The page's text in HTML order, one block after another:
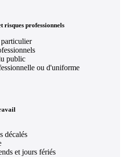
risques professionnels
public
ou d'uniforme
décalés
et jours fériés